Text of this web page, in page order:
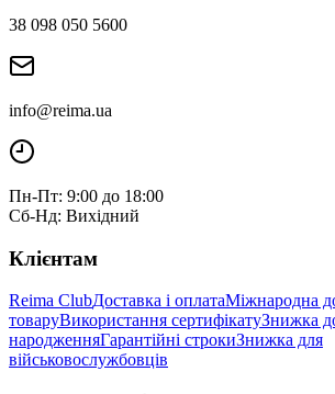
38 098 050 5600
info@reima.ua
Пн-Пт: 9:00 до 18:00
Сб-Нд: Вихідний
Клієнтам
Reima ClubДоставка і оплатаМіжнародна
товаруВикористання сертифікатуЗнижка
народженняГарантійні строкиЗнижка для
військовослужбовців